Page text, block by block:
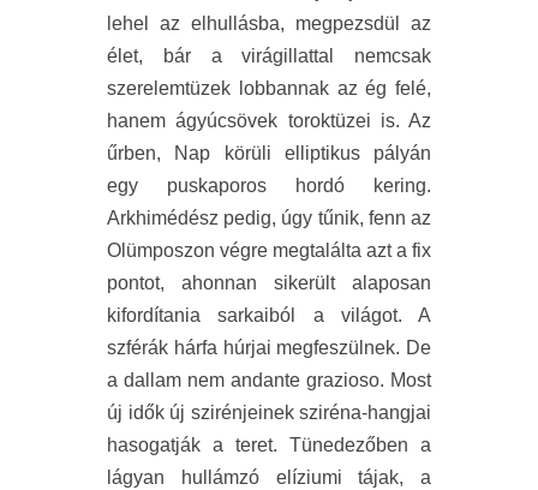
lehel az elhullásba, megpezsdül az
élet, bár a virágillattal nemcsak
szerelemtüzek lobbannak az ég felé,
hanem ágyúcsövek toroktüzei is. Az
űrben, Nap körüli elliptikus pályán
egy puskaporos hordó kering.
Arkhimédész pedig, úgy tűnik, fenn az
Olümposzon végre megtalálta azt a fix
pontot, ahonnan sikerült alaposan
kifordítania sarkaiból a világot. A
szférák hárfa húrjai megfeszülnek. De
a dallam nem andante grazioso. Most
új idők új szirénjeinek sziréna-hangjai
hasogatják a teret. Tünedezőben a
lágyan hullámzó elíziumi tájak, a